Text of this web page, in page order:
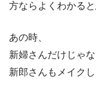
方ならよくわかると
あの時、
新婦さんだけじゃ
新郎さんもメイクし